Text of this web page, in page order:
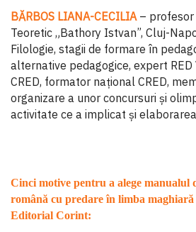
BĂRBOS LIANA-CECILIA –
Teoretic „Bathory Istvan”, Cluj-
Filologie, stagii de formare în
alternative pedagogice, expert
CRED, formator național CRED,
organizare a unor concursuri și
activitate ce a implicat şi
Cinci motive pentru a alege manualul
română cu predare în limba
Editorial Corint: